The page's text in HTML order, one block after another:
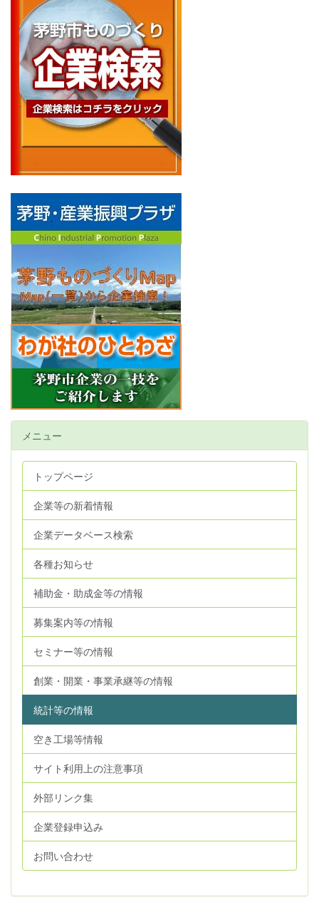
メニュー
トップページ
企業等の新着情報
企業データベース検索
各種お知らせ
補助金・助成金等の情報
募集案内等の情報
セミナー等の情報
創業・開業・事業承継等の情報
統計等の情報
空き工場等情報
サイト利用上の注意事項
外部リンク集
企業登録申込み
お問い合わせ